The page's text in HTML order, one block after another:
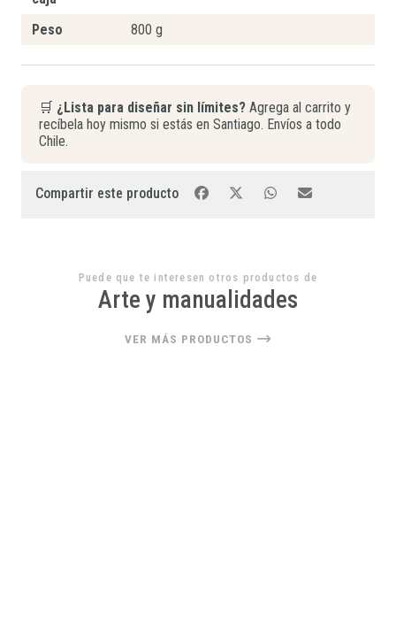
Peso
800 g
🛒 ¿Lista para diseñar sin límites? Agrega al carrito y
recíbela hoy mismo si estás en Santiago. Envíos a todo
Chile.
Compartir este producto
Puede que te interesen otros productos de
Arte y manualidades
VER MÁS PRODUCTOS